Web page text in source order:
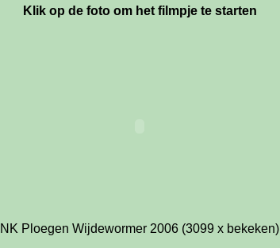
Klik op de foto om het filmpje te starten
NK Ploegen Wijdewormer 2006 (3099 x bekeken)